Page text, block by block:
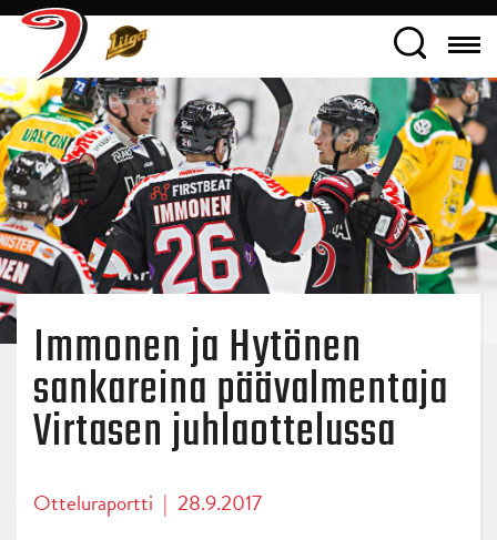
Immonen ja Hytönen
sankareina päävalmentaja
Virtasen juhlaottelussa
Otteluraportti | 28.9.2017